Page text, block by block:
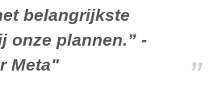
belangrijkste
onze plannen.” -
Meta"